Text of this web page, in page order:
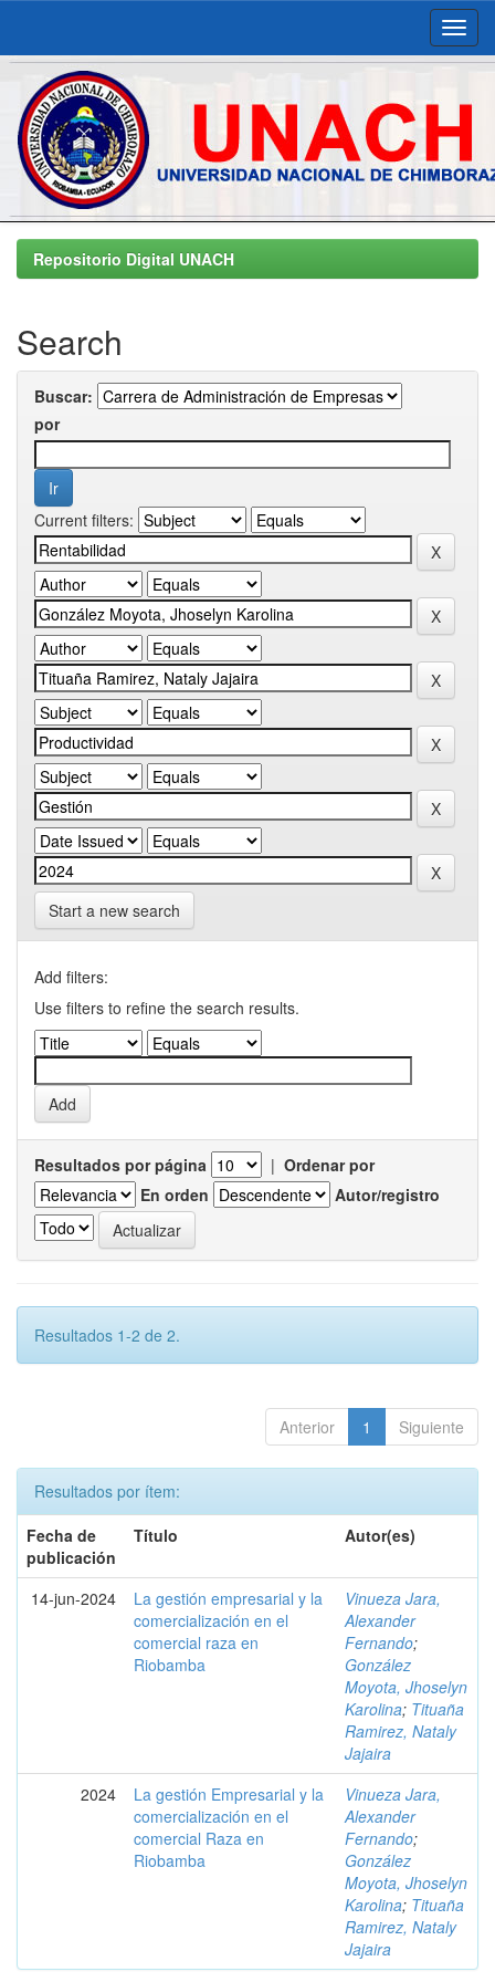
Skip
navigationRepositorio Digital UNACH
Search
Buscar:
por
Current filters:
Start a new search
Add filters:
Use filters to refine the search results.
Resultados por página | Ordenar por
En orden
Autor/registro
Resultados 1-2 de 2.
Anterior 1 Siguiente
Resultados por ítem:
Fecha de
publicación
Título Autor(es)
14-jun-2024
La gestión empresarial y la
comercialización en el
comercial raza en
Riobamba
Vinueza Jara,
Alexander
Fernando;
González
Moyota, Jhoselyn
Karolina; Tituaña
Ramirez, Nataly
Jajaira
2024
La gestión Empresarial y la
comercialización en el
comercial Raza en
Riobamba
Vinueza Jara,
Alexander
Fernando;
González
Moyota, Jhoselyn
Karolina; Tituaña
Ramirez, Nataly
Jajaira